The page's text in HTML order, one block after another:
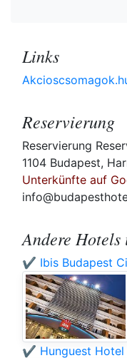
Links
Reservierung
Reservierung
1104 Budapest,
Unterkünfte auf
Andere Hotels
✔️ Ibis Budapest
✔️ Hunguest Hotel